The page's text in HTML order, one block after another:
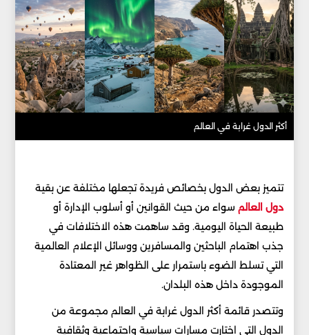
أكثر الدول غرابة في العالم
تتميز بعض الدول بخصائص فريدة تجعلها مختلفة عن بقية
دول العالم سواء من حيث القوانين أو أسلوب الإدارة أو
طبيعة الحياة اليومية. وقد ساهمت هذه الاختلافات في
جذب اهتمام الباحثين والمسافرين ووسائل الإعلام العالمية
التي تسلط الضوء باستمرار على الظواهر غير المعتادة
الموجودة داخل هذه البلدان.
وتتصدر قائمة أكثر الدول غرابة في العالم مجموعة من
الدول التي اختارت مسارات سياسية واجتماعية وثقافية